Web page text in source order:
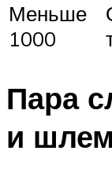
Меньше
1000
Пара
и